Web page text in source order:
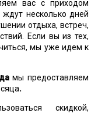
вас с приходом
несколько дней
отдыха, встреч,
Если вы из тех,
мы уже идем к
мы предоставляем
.
скидкой,